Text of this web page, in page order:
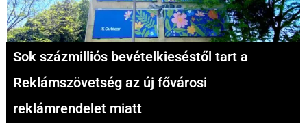
Sok százmilliós bevételkieséstől tart a
Reklámszövetség az új fővárosi
reklámrendelet miatt